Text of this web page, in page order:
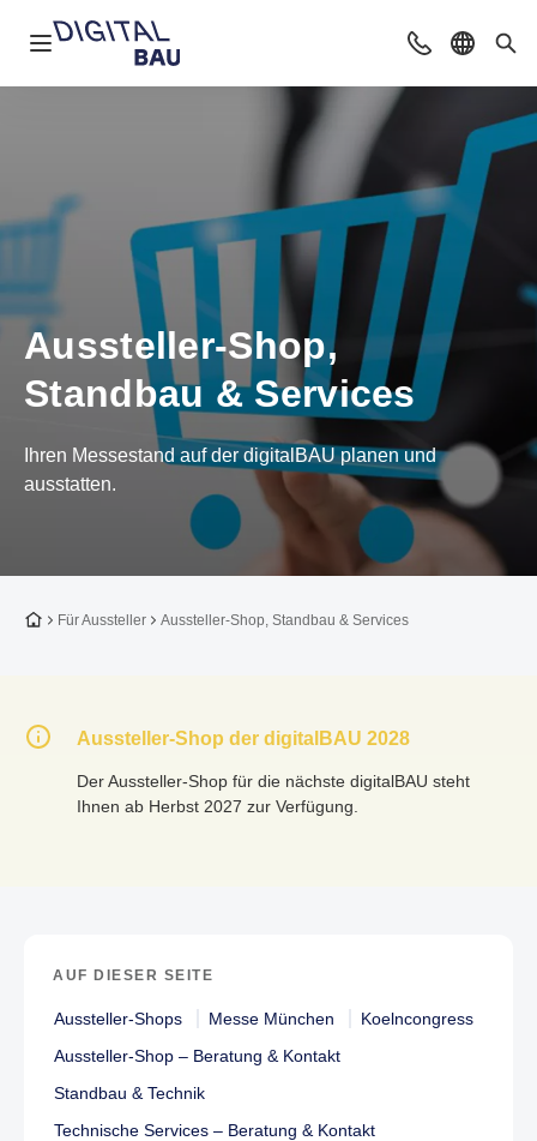
Navigation öffnen Beratung &
Sprache
Aussteller-Shop,
Standbau & Services
Ihren Messestand auf der digitalBAU planen und
ausstatten.
Zur Startseite
Für Aussteller Aussteller-Shop, Standbau & Services
Aussteller-Shop der digitalBAU 2028
Der Aussteller-Shop für die nächste digitalBAU steht
Ihnen ab Herbst 2027 zur Verfügung.
AUF DIESER SEITE
Aussteller-Shops Messe München
Koelncongress
Aussteller-Shop – Beratung & Kontakt
Standbau & Technik
Technische Services – Beratung & Kontakt